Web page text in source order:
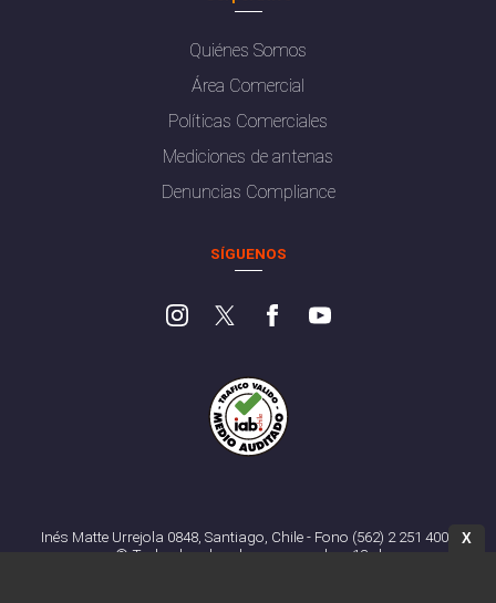
Quiénes Somos
Área Comercial
Políticas Comerciales
Mediciones de antenas
Denuncias Compliance
SÍGUENOS
Inés Matte Urrejola 0848, Santiago, Chile - Fono (562) 2 251 4000
© Todos los derechos reservados. 13.cl
X